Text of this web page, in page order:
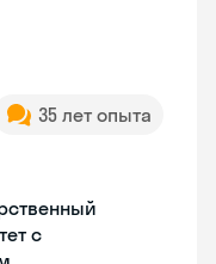
35 лет опыта
с